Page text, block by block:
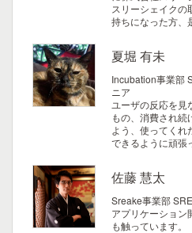
スリーシェイクの
持ちになった方、
夏堀 有未
Incubation事業部
ニア
ユーザの反応を
もの、消費され
よう、使ってくれ
できるように頑張
佐藤 慧太
Sreake事業部
アプリケーション
も触っています。